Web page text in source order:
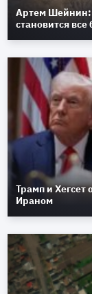
Артем Шейнин:
становится
Трамп и Хегсет
Ираном